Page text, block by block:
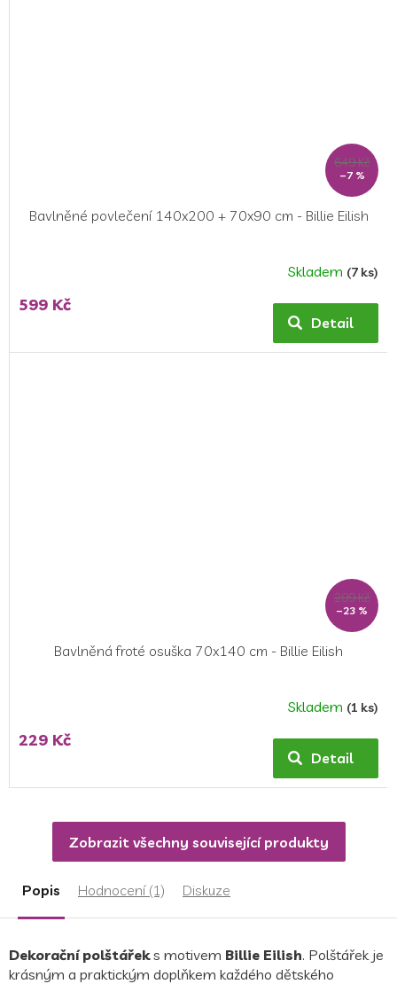
649 Kč
–7 %
Bavlněné povlečení 140x200 + 70x90 cm - Billie Eilish
hodnocení
produktu
5,0
Skladem (7 ks)
599 Kč
Detail
299 Kč
–23 %
Bavlněná froté osuška 70x140 cm - Billie Eilish
Skladem (1 ks)
229 Kč
Detail
Zobrazit všechny související produkty
Popis Hodnocení (1) Diskuze
Dekorační polštářeks motivem Billie Eilish. Polštářek je
krásným a praktickým doplňkem každého dětského